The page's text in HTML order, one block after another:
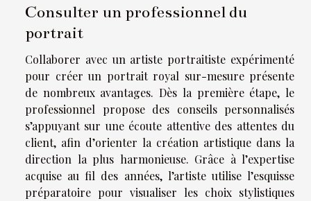
Consulter un professionnel du
portrait
Collaborer avec un artiste portraitiste expérimenté
pour créer un portrait royal sur-mesure présente
de nombreux avantages. Dès la première étape, le
professionnel propose des conseils personnalisés
s’appuyant sur une écoute attentive des attentes du
client, afin d’orienter la création artistique dans la
direction la plus harmonieuse. Grâce à l’expertise
acquise au fil des années, l’artiste utilise l’esquisse
préparatoire pour visualiser les choix stylistiques